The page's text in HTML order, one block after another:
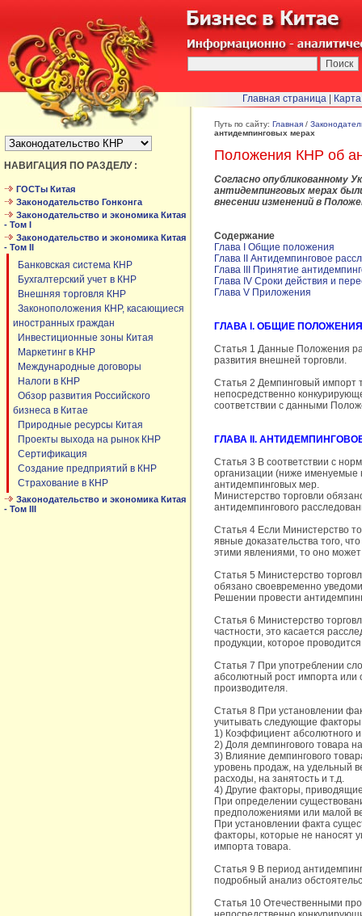
БЫСТРЫЙ ПЕРЕХОД :
НАВИГАЦИЯ ПО РАЗДЕЛУ :
ГОСТы Китая
Законодательство Гонконга
Законодательство и экономика Китая
- Том I
Законодательство и экономика Китая
- Том II
Банковская система КНР
Бухгалтерский учет в КНР
Внешняя торговля КНР
Законоположения КНР, касающиеся
иностранных граждан
Инвестиционные зоны Китая
Маркетинг в КНР
Международные договоры
Налоги в КНР
Обзор развития Российского
бизнеса в Китае
Природные ресурсы Китая
Проекты выхода на рынок КНР
Сертификация
Создание предприятий в КНР
Страхование в КНР
Законодательство и экономика Китая
- Том III
Путь по сайту: Главная /
антидемпинговых мерах
Положения КНР об
Согласно опубликованному
антидемпинговых мерах
внесении изменений в
Содержание
Глава I Общие положения
Глава II Антидемпинговое
Глава III Принятие
Глава IV Сроки действия и
Глава V Приложения
ГЛАВА I. ОБЩИЕ ПОЛОЖЕНИЯ
Статья 1 Данные Положения
развития внешней торговли.
Статья 2 Демпинговый импорт
непосредственно
соответствии с данными
ГЛАВА II.
Статья 3 В соответствии с
организации (ниже именуемые
антидемпинговых мер.
Министерство торговли
антидемпингового
Статья 4 Если Министерство
явные доказательства того,
этими явлениями, то оно
Статья 5 Министерство
обязано своевременно
Решении провести
Статья 6 Министерство
частности, это касается
продукции, которое
Статья 7 При употреблении
абсолютный рост импорта или
производителя.
Статья 8 При установлении
учитывать следующие
1) Коэффициент абсолютного
2) Доля демпингового товара
3) Влияние демпингового
уровень продаж, на удельный
расходы, на занятость и т.д.
4) Другие факторы,
При определении
предположениями или малой
При установлении факта
факторы, которые не наносят
импорта товара.
Статья 9 В период
подробный анализ
Статья 10 Отечественными
Главная страница